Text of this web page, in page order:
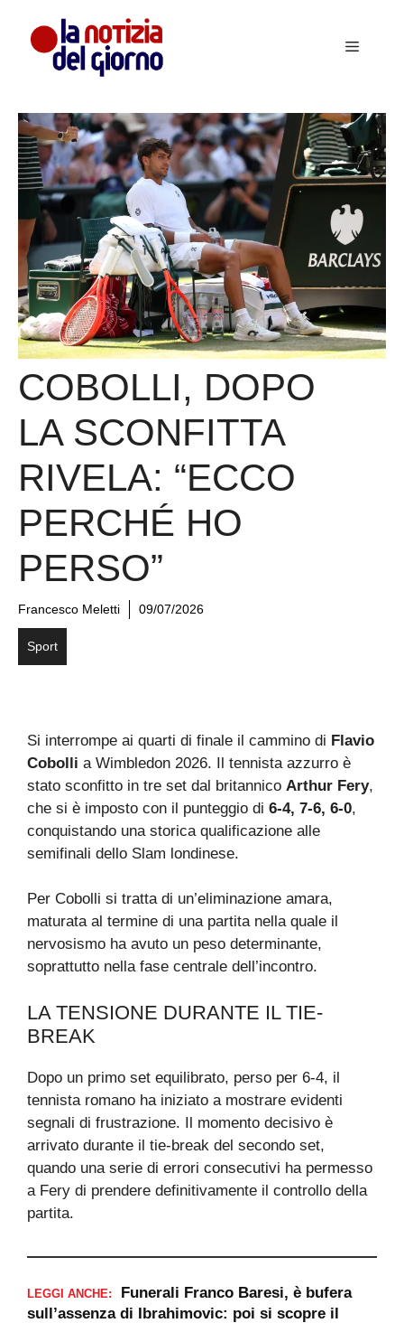
contenuto
Menu
COBOLLI, DOPO
LA SCONFITTA
RIVELA: “ECCO
PERCHÉ HO
PERSO”
Francesco Meletti 09/07/2026
Sport
Si interrompe ai quarti di finale il cammino di Flavio
Cobolli a Wimbledon 2026. Il tennista azzurro è
stato sconfitto in tre set dal britannico Arthur Fery,
che si è imposto con il punteggio di 6-4, 7-6, 6-0,
conquistando una storica qualificazione alle
semifinali dello Slam londinese.
Per Cobolli si tratta di un’eliminazione amara,
maturata al termine di una partita nella quale il
nervosismo ha avuto un peso determinante,
soprattutto nella fase centrale dell’incontro.
LA TENSIONE DURANTE IL TIE-
BREAK
Dopo un primo set equilibrato, perso per 6-4, il
tennista romano ha iniziato a mostrare evidenti
segnali di frustrazione. Il momento decisivo è
arrivato durante il tie-break del secondo set,
quando una serie di errori consecutivi ha permesso
a Fery di prendere definitivamente il controllo della
partita.
LEGGI ANCHE:
Funerali Franco Baresi, è bufera
sull’assenza di Ibrahimovic: poi si scopre il